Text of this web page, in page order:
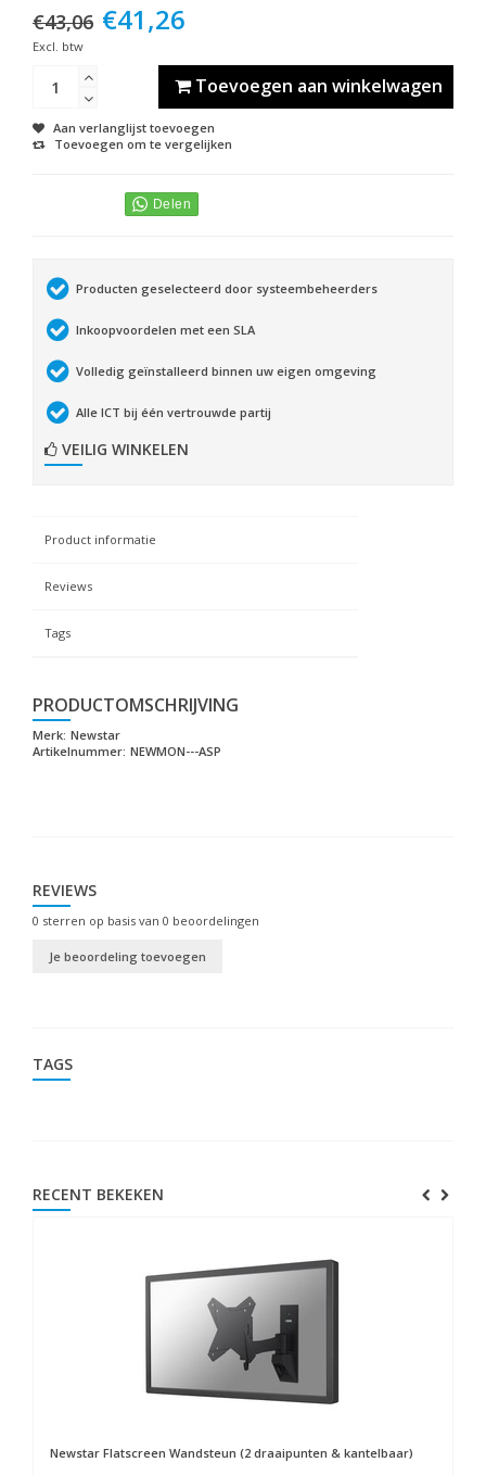
€43,06 €41,26
Excl. btw
Toevoegen aan winkelwagen
Aan verlanglijst toevoegen
Toevoegen om te vergelijken
Producten geselecteerd door systeembeheerders
Inkoopvoordelen met een SLA
Volledig geïnstalleerd binnen uw eigen omgeving
Alle ICT bij één vertrouwde partij
VEILIG WINKELEN
Product informatie
Reviews
Tags
PRODUCTOMSCHRIJVING
Merk: Newstar
Artikelnummer: NEWMON---ASP
REVIEWS
0 sterren op basis van 0 beoordelingen
Je beoordeling toevoegen
TAGS
RECENT BEKEKEN
Newstar Flatscreen Wandsteun (2 draaipunten & kantelbaar)